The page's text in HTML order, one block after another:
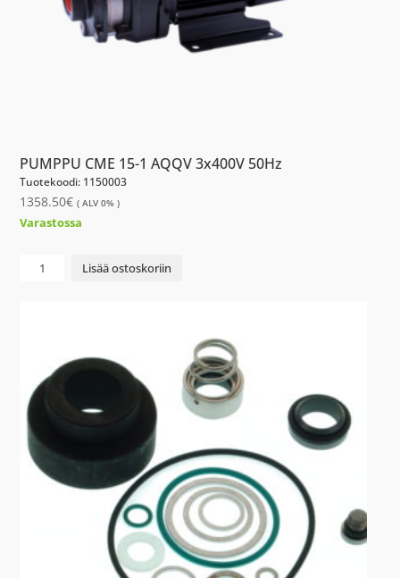
PUMPPU CME 15-1 AQQV 3x400V 50Hz
Tuotekoodi: 1150003
1358.50€ ( ALV 0% )
Varastossa
PUMPPU
3x400V
50Hz
määrä
Lisää ostoskoriin